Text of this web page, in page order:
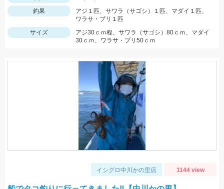
釣果
アジ１匹、サワラ（サゴシ）１匹、マダイ１匹、
ワラサ・ブリ１匹
サイズ
アジ30ｃｍ程、サワラ（サゴシ）80ｃｍ、マダイ
30ｃｍ、ワラサ・ブリ50ｃｍ
イシグロ中川かの里店 1144 view